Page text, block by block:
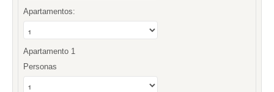
Apartamentos:
Apartamento 1
Personas